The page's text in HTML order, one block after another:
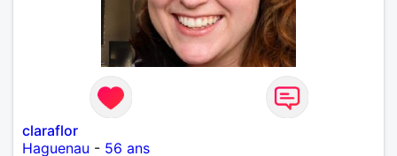
claraflor
Haguenau - 56 ans